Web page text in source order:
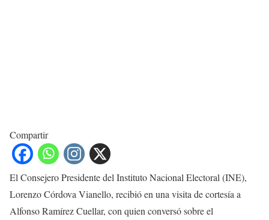
Compartir
El Consejero Presidente del Instituto Nacional Electoral (INE),
Lorenzo Córdova Vianello, recibió en una visita de cortesía a
Alfonso Ramírez Cuellar, con quien conversó sobre el